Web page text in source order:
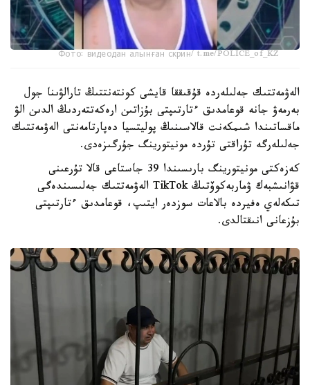
Фото: видеодан алынған скрин/ t.me/POLICE_of_KZ
الەۋمەتتىك جەلىلەردە قۇقىققا قايشى كونتەنتتىڭ تارالۋىنا جول
بەرمەۋ جانە قوعامدىق ءتارتىپتى بۇزاتىن ارەكەتتەردىڭ الدىن الۋ
ماقساتىندا شىمكەنت قالاسىنىڭ پوليتسيا دەپارتامەنتى الەۋمەتتىك
جەلىلەرگە تۇراقتى تۇردە مونيتورينگ جۇرگىزەدى.
كەزەكتى مونيتورينگ بارىسىندا 39 جاستاعى قالا تۇرعىنى
قۋانىشبەك ۋماربەكوۆتىڭ TikTok الەۋمەتتىك جەلىسىندەگى
تىكەلەي ەفيردە بالاعات سوزدەر ايتىپ، قوعامدىق ءتارتىپتى
بۇزعانى انىقتالدى.